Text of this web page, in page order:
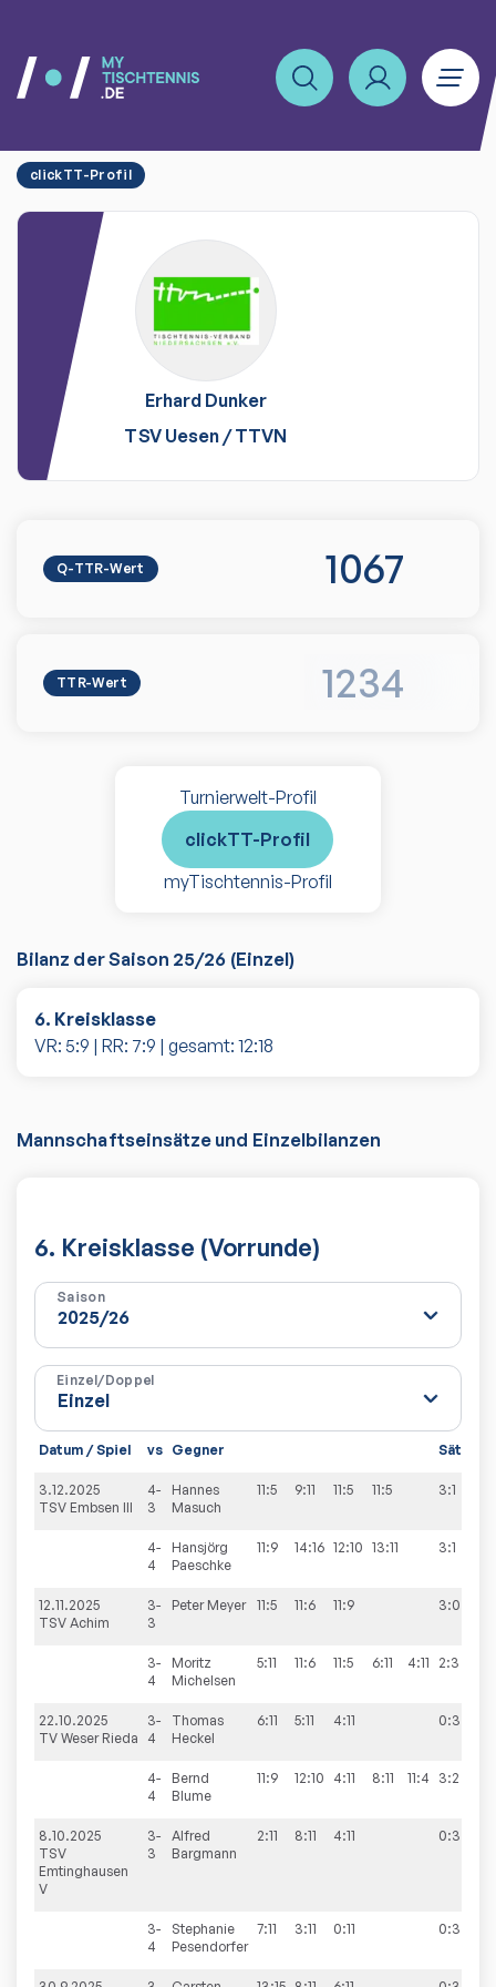
clickTT-Profil
Erhard Dunker
TSV Uesen /TTVN
Q-TTR-Wert 1067
TTR-Wert 1234
Turnierwelt-Profil
clickTT-Profil
myTischtennis-Profil
Bilanz der Saison 25/26 (Einzel)
6. Kreisklasse
VR: 5:9 | RR: 7:9 | gesamt: 12:18
Mannschaftseinsätze und Einzelbilanzen
6. Kreisklasse (Vorrunde)
Saison
Einzel/Doppel
Datum / Spiel vs Gegner Sätze
3.12.2025
TSV Embsen III
4-
3
Hannes
Masuch
11:5 9:11 11:5 11:5 3:1
4-
4
Hansjörg
Paeschke
11:9 14:16 12:10 13:11 3:1
12.11.2025
TSV Achim
3-
3
Peter Meyer 11:5 11:6 11:9 3:0
3-
4
Moritz
Michelsen
5:11 11:6 11:5 6:11 4:11 2:3
22.10.2025
TV Weser Rieda
3-
4
Thomas
Heckel
6:11 5:11 4:11 0:3
4-
4
Bernd
Blume
11:9 12:10 4:11 8:11 11:4 3:2
8.10.2025
TSV
Emtinghausen
V
3-
3
Alfred
Bargmann
2:11 8:11 4:11 0:3
3-
4
Stephanie
Pesendorfer
7:11 3:11 0:11 0:3